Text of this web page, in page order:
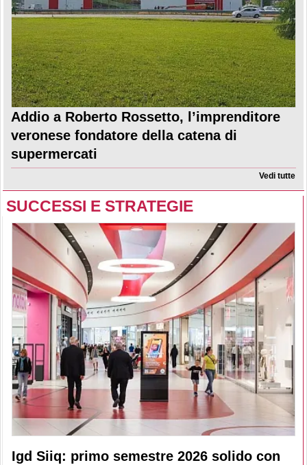
Addio a Roberto Rossetto, l’imprenditore
veronese fondatore della catena di
supermercati
Vedi tutte
SUCCESSI E STRATEGIE
Igd Siiq: primo semestre 2026 solido con